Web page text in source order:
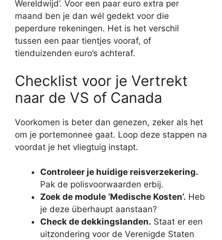
Wereldwijd’. Voor een paar euro extra per
maand ben je dan wél gedekt voor die
peperdure rekeningen. Het is het verschil
tussen een paar tientjes vooraf, of
tienduizenden euro’s achteraf.
Checklist voor je Vertrekt
naar de VS of Canada
Voorkomen is beter dan genezen, zeker als het
om je portemonnee gaat. Loop deze stappen na
voordat je het vliegtuig instapt.
Controleer je huidige reisverzekering.
Pak de polisvoorwaarden erbij.
Zoek de module ‘Medische Kosten’. Heb
je deze überhaupt aanstaan?
Check de dekkingslanden. Staat er een
uitzondering voor de Verenigde Staten